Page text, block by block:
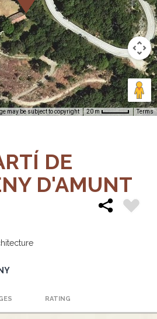
may be subject to copyright 20 m Terms
DE
D'AMUNT
RATING